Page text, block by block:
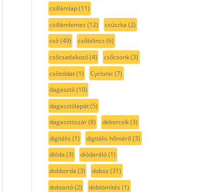
csillámlap(11)
csillámlemez (12) csúszka (2)
cső(49) csőbilincs (6)
csőcsatlakozó(4) csőcsonk(3)
csőtoldat(1) Cyclonic(7)
dagasztó(10)
dagasztólapát(5)
dagasztószár(8) dekorcsík(3)
digitális (1) digitális hőmérő(3)
dióda (3) diódaráló(1)
dobborda (3) doboz (31)
dobtartó(2) dobtömítés (1)